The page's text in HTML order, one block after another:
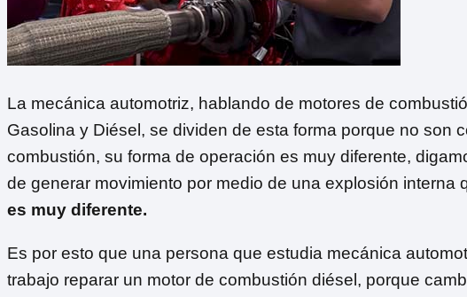
La mecánica automotriz, hablando de motores de
Gasolina y Diésel, se dividen de esta forma porque no son
combustión, su forma de operación es muy diferente,
de generar movimiento por medio de una explosión interna
es muy diferente.
Es por esto que una persona que estudia mecánica
trabajo reparar un motor de combustión diésel, porque